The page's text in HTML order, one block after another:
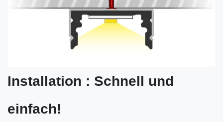
Installation : Schnell und
einfach!